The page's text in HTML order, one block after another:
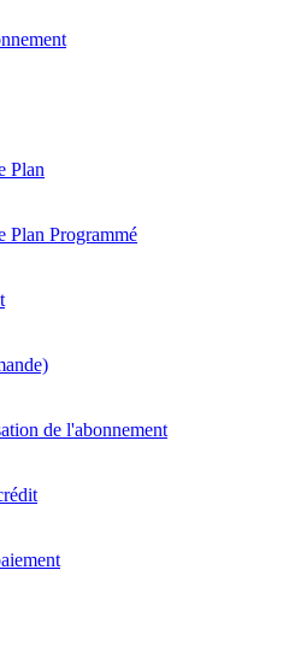
Plan
Plan Programmé
de l'abonnement